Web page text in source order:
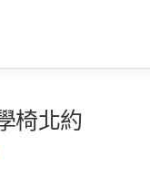
椅北約